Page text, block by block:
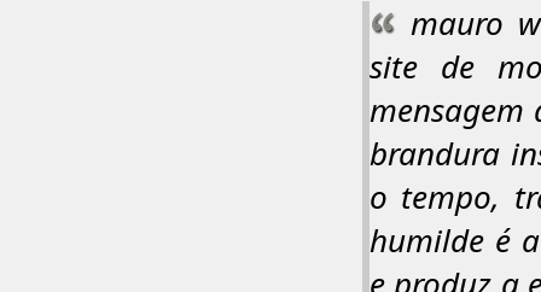
mauro
site de
mensagem
brandura
o tempo,
humilde é